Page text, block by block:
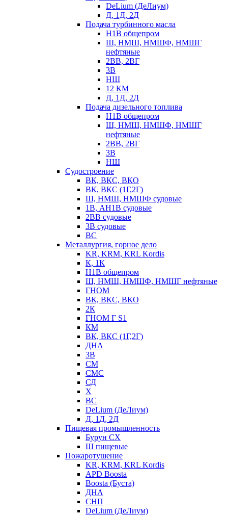
DeLium (ДеЛиум)
Д, 1Д, 2Д
Подача турбинного масла
Н1В общепром
Ш, НМШ, НМШФ, НМШГ
нефтяные
2ВВ, 2ВГ
3В
НШ
12 КМ
Д, 1Д, 2Д
Подача дизельного топлива
Н1В общепром
Ш, НМШ, НМШФ, НМШГ
нефтяные
2ВВ, 2ВГ
3В
НШ
Судостроение
ВК, ВКС, ВКО
ВК, ВКС (1Г,2Г)
Ш, НМШ, НМШФ судовые
1В, АН1В судовые
2ВВ судовые
3В судовые
ВС
Металлургия, горное дело
KR, KRM, KRL Kordis
К, 1К
Н1В общепром
Ш, НМШ, НМШФ, НМШГ нефтяные
ГНОМ
ВК, ВКС, ВКО
2К
ГНОМ Г S1
КМ
ВК, ВКС (1Г,2Г)
ДНА
3В
СМ
СМС
СД
Х
ВС
DeLium (ДеЛиум)
Д, 1Д, 2Д
Пищевая промышленность
Бурун СХ
Ш пищевые
Пожаротушение
KR, KRM, KRL Kordis
APD Boosta
Boosta (Буста)
ДНА
СНП
DeLium (ДеЛиум)